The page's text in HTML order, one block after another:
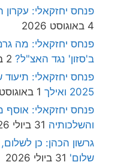
פנחס יחזקאלי: עקרון
4 באוגוסט 2026
פנחס יחזקאלי: מה
ב'סזון' נגד האצ"ל? 2 באוגוסט 2026
פנחס יחזקאלי: תיעוד
2025 ואילך
1 באוגוסט 2026
פנחס יחזקאלי:
והשלכותיה 31 ביולי 2026
גרשון הכהן: כן
שלום' 31 ביולי 2026